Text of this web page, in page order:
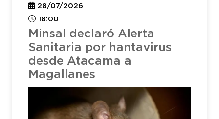
28/07/2026
18:00
Minsal declaró Alerta
Sanitaria por hantavirus
desde Atacama a
Magallanes